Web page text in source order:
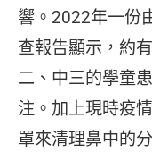
響。2022年一份
查報告顯示，約
二、中三的學童
注。加上現時疫
罩來清理鼻中的